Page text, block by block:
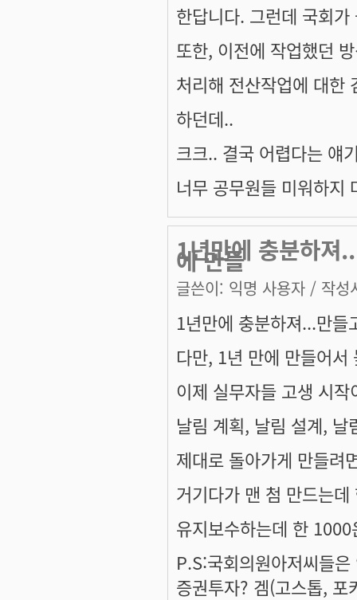
한답니다. 그런데 국회
또한, 이전에 작업했던
처리해 전산작업에 대한
하던데..
크크.. 결국 어렵다는 얘
너무 공무원들 미워하지
1년만에 충분하져
에 만들
글쓴이: 익명 사용자 / 작성
1년만에 충분하져...만들
다만, 1년 만에 만들어
이제 실무자들 고생 시
날림 계획, 날림 설계,
제대로 돌아가게 만들려
거기다가 맨 첨 만드는
유지보수하는데 한
P.S:국회의원아저씨들
증권투자? 겜(고스톱,